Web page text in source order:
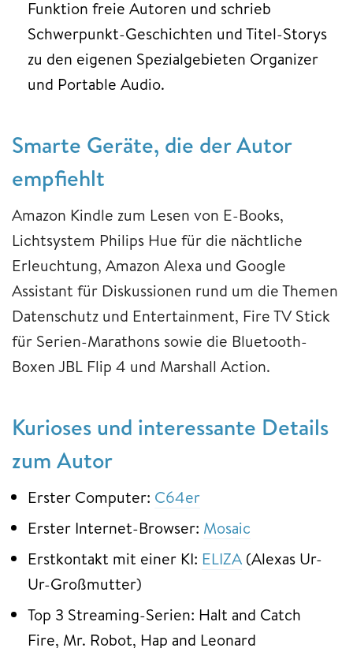
Funktion freie Autoren und schrieb
Schwerpunkt-Geschichten und Titel-Storys
zu den eigenen Spezialgebieten Organizer
und Portable Audio.
Smarte Geräte, die der Autor
empfiehlt
Amazon Kindle zum Lesen von E-Books,
Lichtsystem Philips Hue für die nächtliche
Erleuchtung, Amazon Alexa und Google
Assistant für Diskussionen rund um die Themen
Datenschutz und Entertainment, Fire TV Stick
für Serien-Marathons sowie die Bluetooth-
Boxen JBL Flip 4 und Marshall Action.
Kurioses und interessante Details
zum Autor
Erster Computer: C64er
Erster Internet-Browser: Mosaic
Erstkontakt mit einer KI: ELIZA (Alexas Ur-
Ur-Großmutter)
Top 3 Streaming-Serien: Halt and Catch
Fire, Mr. Robot, Hap and Leonard